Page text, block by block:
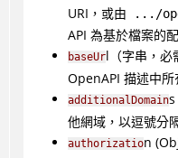
URI，或由 .../
API 為基於檔案的
baseUrl（字串，必
OpenAPI 描述中所
additionalDomains
他網域，以逗號分
authorization